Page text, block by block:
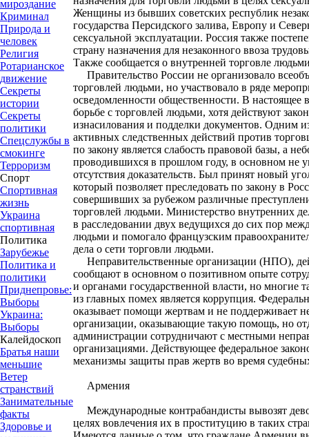
мироздание
Криминал
Природа и
человек
Религия
Ротарианское
движение
Секреты
истории
Секреты
политики
Спецслужбы в
смокинге
Терроризм
Спорт
Спортивная
жизнь
Украина
спортивная
Политика
Зарубежье
Политика и
политики
Приднепровье:
Выборы
Украина:
Выборы
Калейдоскоп
Братья наши
меньшие
Ветер
странствий
Занимательные
факты
Здоровье и
Женщины из бывших советских республик
государства Персидского залива, Европу и
сексуальной эксплуатации. Россия также
страну назначения для незаконного ввоза
Также сообщается о внутренней торговле
Правительство России не организовало
торговлей людьми, но участвовало в ряде
осведомленности общественности. В настоящее
борьбе с торговлей людьми, хотя действуют
изнасилования и подделки документов. Одним
активных следственных действий против
по закону является слабость правовой базы, а
проводившихся в прошлом году, в основном не
отсутствия доказательств. Был принят новый
который позволяет преследовать по закону в
совершивших за рубежом различные
торговлей людьми. Министерство внутренних
в расследовании двух ведущихся до сих пор
людьми и помогало французским
дела о сети торговли людьми.
Неправительственные организации (НПО),
сообщают в основном о позитивном опыте
и органами государственной власти, но многие
из главных помех является коррупция.
оказывает помощи жертвам и не поддерживает
организации, оказывающие такую помощь, но
администрации сотрудничают с местными
организациями. Действующее федеральное
механизмы защиты прав жертв во время
Армения
Международные контрабандисты вывозят
целях вовлечения их в проституцию в таких